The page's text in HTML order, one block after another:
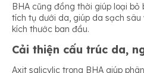
BHA cũng đồng thời giúp loại
tích tụ dưới da, giúp da sạch
kích thước ban đầu.
Cải thiện cấu trúc da,
Axit salicylic trong BHA giúp